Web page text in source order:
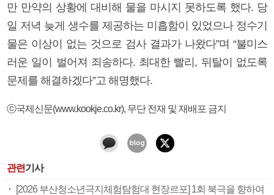
만 만약의 상황에 대비해 물을 마시지 못하도록 했다. 당
일 저녁 늦게 생수를 제공하는 미흡함이 있었으나 정수기
물은 이상이 없는 것으로 검사 결과가 나왔다”며 “불미스
러운 일이 벌어져 죄송하다. 최대한 빨리, 뒤탈이 없도록
문제를 해결하겠다”고 해명했다.
ⓒ국제신문(www.kookje.co.kr), 무단 전재 및 재배포 금지
관련기사
[2026 부산청소년극지체험탐험대 현장르포] 1회 북극을 향하여